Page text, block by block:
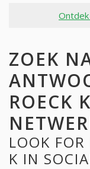
Ontdek
ZOEK
ROECK
LOOK FOR
K IN